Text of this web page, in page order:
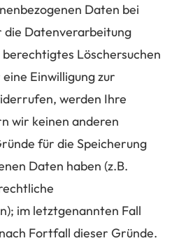
Daten bei
die Datenverarbeitung
Löschersuchen
Einwilligung zur
werden Ihre
wir keinen anderen
für die Speicherung
Daten haben (z.B.
im letztgenannten Fall
Fortfall dieser Gründe.